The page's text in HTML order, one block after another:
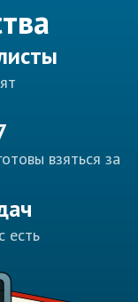
взяться за
есть